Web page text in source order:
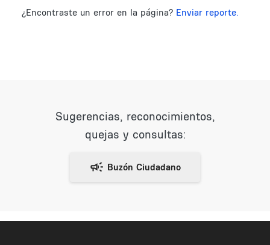
¿Encontraste un error en la página? Enviar reporte.
Sugerencias, reconocimientos,
quejas y consultas: